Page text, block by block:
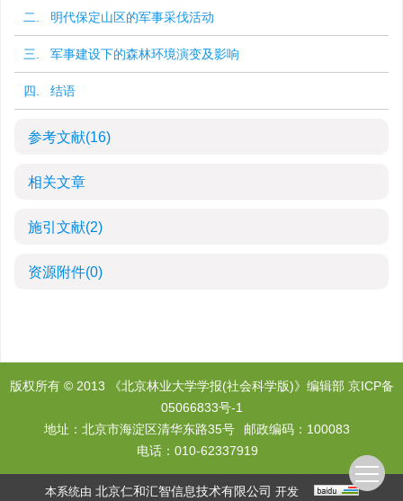
二. 明代保定山区的军事采伐活动
三. 军事建设下的森林环境演变及影响
四. 结语
参考文献(16)
相关文章
施引文献(2)
资源附件(0)
版权所有 © 2013 《北京林业大学学报(社会科学版)》编辑部 京ICP备
05066833号-1
地址：北京市海淀区清华东路35号
邮政编码：100083
电话：010-62337919
本系统由 北京仁和汇智信息技术有限公司 开发